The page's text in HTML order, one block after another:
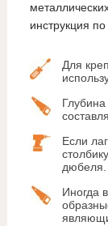
инструкция
Для
Если
дюбеля.
Иногда